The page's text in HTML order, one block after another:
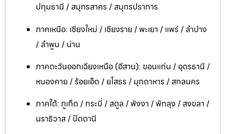
ปทุมธานี / สมุทรสาคร / สมุทรปราการ
ภาคเหนือ: เชียงใหม่ / เชียงราย / พะเยา / แพร่ / ลำปาง
/ ลำพูน / น่าน
ภาคตะวันออกเฉียงเหนือ (อีสาน): ขอนแก่น / อุดรธานี /
หนองคาย / ร้อยเอ็ด / ยโสธร / มุกดาหาร / สกลนคร
ภาคใต้: ภูเก็ต / กระบี่ / สตูล / พังงา / พัทลุง / สงขลา /
นราธิวาส / ปัตตานี